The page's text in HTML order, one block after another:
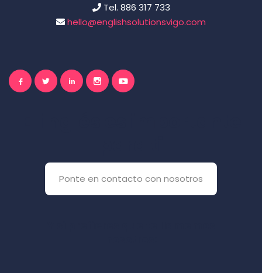
Tel. 886 317 733
hello@englishsolutionsvigo.com
Ponte en contacto con nosotros